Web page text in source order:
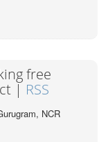
free
| RSS
NCR